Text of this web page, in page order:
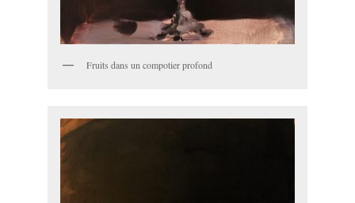
Fruits dans un compotier profond